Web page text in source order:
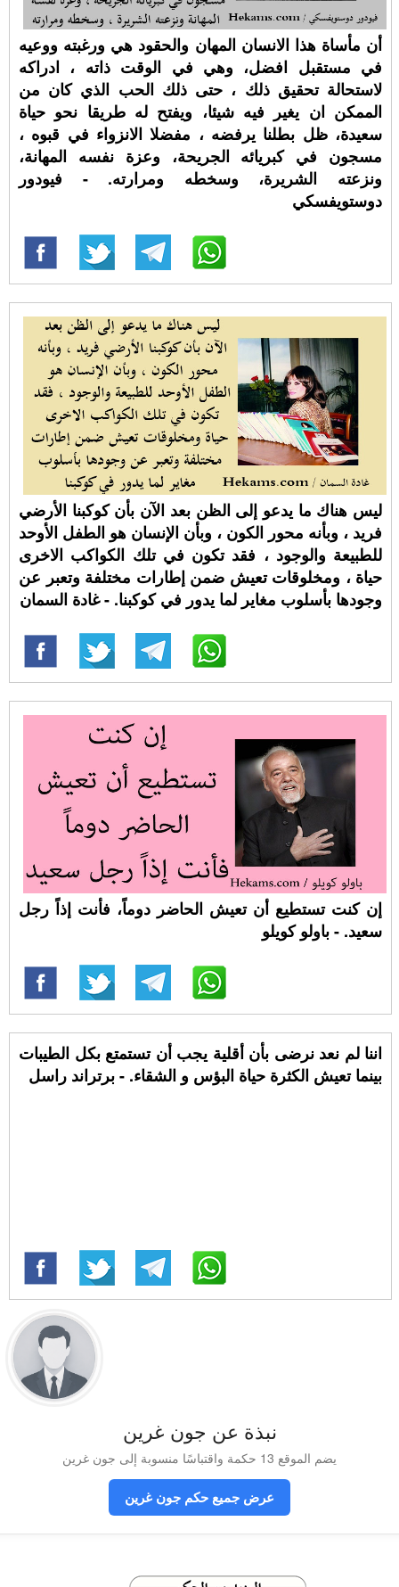
أن مأساة هذا الانسان المهان والحقود هي ورغبته ووعيه
في مستقبل افضل، وهي في الوقت ذاته ، ادراكه
لاستحالة تحقيق ذلك ، حتى ذلك الحب الذي كان من
الممكن ان يغير فيه شيئا، ويفتح له طريقا نحو حياة
سعيدة، ظل بطلنا يرفضه ، مفضلا الانزواء في قبوه ،
مسجون في كبريائه الجريحة، وعزة نفسه المهانة،
ونزعته الشريرة، وسخطه ومرارته. - فيودور
دوستويفسكي
ليس هناك ما يدعو إلى الظن بعد الآن بأن كوكبنا الأرضي
فريد ، وبأنه محور الكون ، وبأن الإنسان هو الطفل الأوحد
للطبيعة والوجود ، فقد تكون في تلك الكواكب الاخرى
حياة ، ومخلوقات تعيش ضمن إطارات مختلفة وتعبر عن
وجودها بأسلوب مغاير لما يدور في كوكبنا. - غادة السمان
إن كنت تستطيع أن تعيش الحاضر دوماً، فأنت إذاً رجل
سعيد. - باولو كويلو
اننا لم نعد نرضى بأن أقلية يجب أن تستمتع بكل الطيبات
بينما تعيش الكثرة حياة البؤس و الشقاء. - برتراند راسل
نبذة عن جون غرين
يضم الموقع 13 حكمة واقتباسًا منسوبة إلى جون غرين
عرض جميع حكم جون غرين